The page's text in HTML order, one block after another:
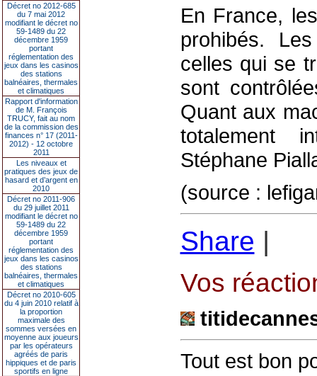
Décret no 2012-685
du 7 mai 2012
modifiant le décret no
59-1489 du 22
décembre 1959
portant
réglementation des
jeux dans les casinos
des stations
balnéaires, thermales
et climatiques
Rapport d'information
de M. François
TRUCY, fait au nom
de la commission des
finances n° 17 (2011-
2012) - 12 octobre
2011
Les niveaux et
pratiques des jeux de
hasard et d’argent en
2010
Décret no 2011-906
du 29 juillet 2011
modifiant le décret no
59-1489 du 22
décembre 1959
portant
réglementation des
jeux dans les casinos
des stations
balnéaires, thermales
et climatiques
Décret no 2010-605
du 4 juin 2010 relatif à
la proportion
maximale des
sommes versées en
moyenne aux joueurs
par les opérateurs
agréés de paris
hippiques et de paris
sportifs en ligne
En France,
prohibés.
celles qui se
sont
Quant aux
totalement
Stéphane
(source :
Share |
Vos
Tout est bon